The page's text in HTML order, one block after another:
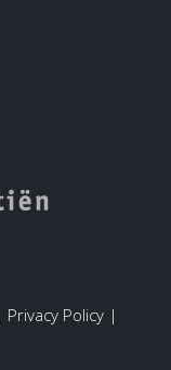
Privacy Policy |